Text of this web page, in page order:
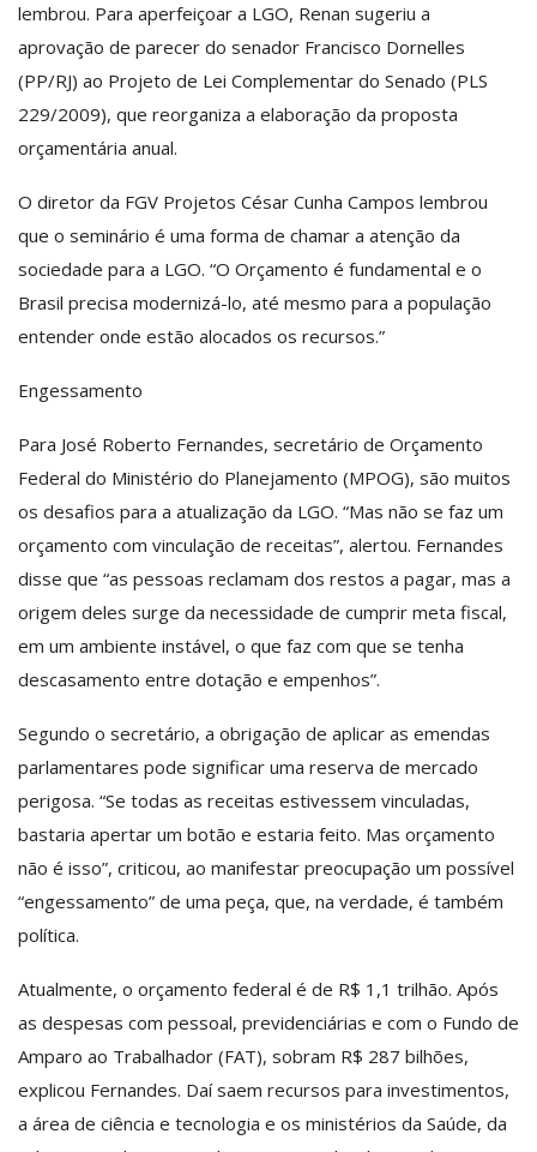
lembrou. Para aperfeiçoar a LGO, Renan sugeriu a
aprovação de parecer do senador Francisco Dornelles
(PP/RJ) ao Projeto de Lei Complementar do Senado (PLS
229/2009), que reorganiza a elaboração da proposta
orçamentária anual.
O diretor da FGV Projetos César Cunha Campos lembrou
que o seminário é uma forma de chamar a atenção da
sociedade para a LGO. “O Orçamento é fundamental e o
Brasil precisa modernizá-lo, até mesmo para a população
entender onde estão alocados os recursos.”
Engessamento
Para José Roberto Fernandes, secretário de Orçamento
Federal do Ministério do Planejamento (MPOG), são muitos
os desafios para a atualização da LGO. “Mas não se faz um
orçamento com vinculação de receitas”, alertou. Fernandes
disse que “as pessoas reclamam dos restos a pagar, mas a
origem deles surge da necessidade de cumprir meta fiscal,
em um ambiente instável, o que faz com que se tenha
descasamento entre dotação e empenhos”.
Segundo o secretário, a obrigação de aplicar as emendas
parlamentares pode significar uma reserva de mercado
perigosa. “Se todas as receitas estivessem vinculadas,
bastaria apertar um botão e estaria feito. Mas orçamento
não é isso”, criticou, ao manifestar preocupação um possível
“engessamento” de uma peça, que, na verdade, é também
política.
Atualmente, o orçamento federal é de R$ 1,1 trilhão. Após
as despesas com pessoal, previdenciárias e com o Fundo de
Amparo ao Trabalhador (FAT), sobram R$ 287 bilhões,
explicou Fernandes. Daí saem recursos para investimentos,
a área de ciência e tecnologia e os ministérios da Saúde, da